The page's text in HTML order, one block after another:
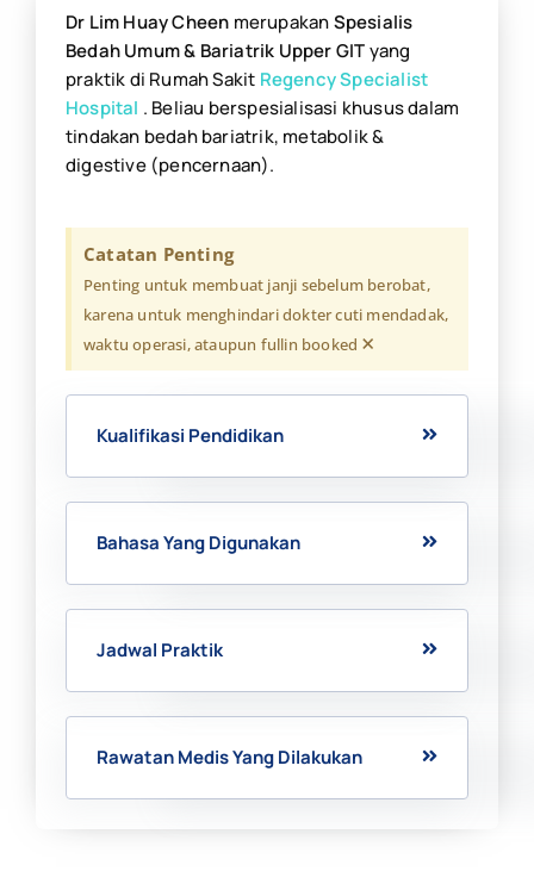
Dr Lim Huay Cheen merupakanSpesialis
Bedah Umum & Bariatrik Upper GITyang
praktik di Rumah Sakit Regency Specialist
Hospital . Beliau berspesialisasi khusus dalam
tindakan bedah bariatrik, metabolik &
digestive (pencernaan).
Catatan Penting
Penting untuk membuat janji sebelum berobat,
karena untuk menghindari dokter cuti mendadak,
waktu operasi, ataupun fullin booked ×
Kualifikasi Pendidikan
Bahasa Yang Digunakan
Jadwal Praktik
Rawatan Medis Yang Dilakukan